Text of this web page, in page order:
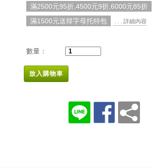
滿2500元95折,4500元9折,6000元85折
滿1500元送韓字母托特包
. . . 詳細內容
數量：
放入購物車